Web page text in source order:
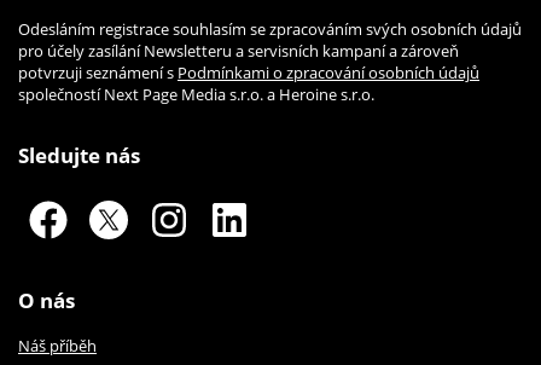
Odesláním registrace souhlasím se zpracováním svých osobních údajů
pro účely zasílání Newsletteru a servisních kampaní a zároveň
potvrzuji seznámení s Podmínkami o zpracování osobních údajů
společností Next Page Media s.r.o. a Heroine s.r.o.
Sledujte nás
O nás
Náš příběh